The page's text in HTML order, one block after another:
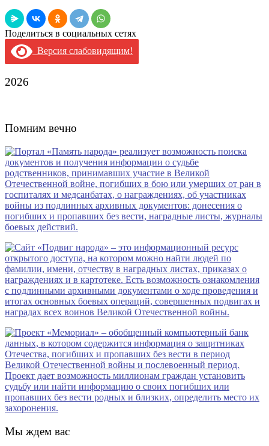
Поделиться в социальных сетях
Версия слабовидящим!
2026
Помним вечно
Мы ждем вас